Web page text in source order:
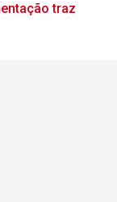
traz